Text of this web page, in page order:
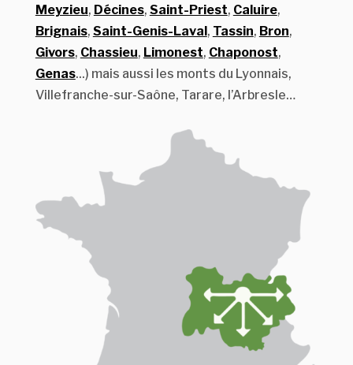
Meyzieu, Décines, Saint-Priest, Caluire,
Brignais, Saint-Genis-Laval, Tassin, Bron,
Givors, Chassieu, Limonest, Chaponost,
Genas...) mais aussi les monts du Lyonnais,
Villefranche-sur-Saône, Tarare, l’Arbresle…